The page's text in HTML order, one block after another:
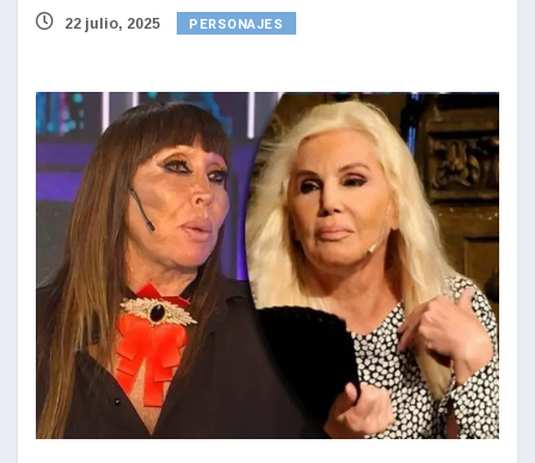
22 julio, 2025 PERSONAJES